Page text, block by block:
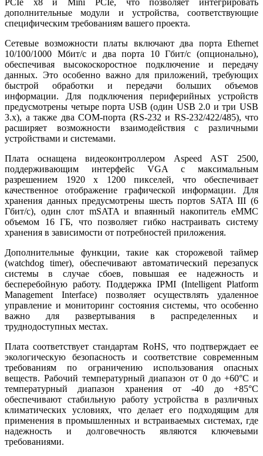
дополнительные модули и устройства, соответствующие
специфическим требованиям вашего проекта.
Сетевые возможности платы включают два порта Ethernet
10/100/1000 Мбит/с и два порта 10 Гбит/с (опционально),
обеспечивая высокоскоростное подключение и передачу
данных. Это особенно важно для приложений, требующих
быстрой обработки и передачи больших объемов
информации. Для подключения периферийных устройств
предусмотрены четыре порта USB (один USB 2.0 и три USB
3.x), а также два COM-порта (RS-232 и RS-232/422/485), что
расширяет возможности взаимодействия с различными
устройствами и системами.
Плата оснащена видеоконтроллером Aspeed AST 2500,
поддерживающим интерфейс VGA с максимальным
разрешением 1920 x 1200 пикселей, что обеспечивает
качественное отображение графической информации. Для
хранения данных предусмотрены шесть портов SATA III (6
Гбит/с), один слот mSATA и впаянный накопитель eMMC
объемом 16 ГБ, что позволяет гибко настраивать систему
хранения в зависимости от потребностей приложения.
Дополнительные функции, такие как сторожевой таймер
(watchdog timer), обеспечивают автоматический перезапуск
системы в случае сбоев, повышая ее надежность и
бесперебойную работу. Поддержка IPMI (Intelligent Platform
Management Interface) позволяет осуществлять удаленное
управление и мониторинг состояния системы, что особенно
важно для развертывания в распределенных и
труднодоступных местах.
Плата соответствует стандартам RoHS, что подтверждает ее
экологическую безопасность и соответствие современным
требованиям по ограничению использования опасных
веществ. Рабочий температурный диапазон от 0 до +60°C и
температурный диапазон хранения от -40 до +85°C
обеспечивают стабильную работу устройства в различных
климатических условиях, что делает его подходящим для
применения в промышленных и встраиваемых системах, где
надежность и долговечность являются ключевыми
требованиями.